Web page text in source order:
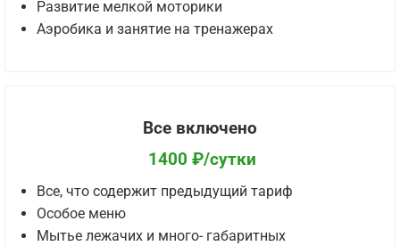
Развитие мелкой моторики
Аэробика и занятие на тренажерах
Все включено
1400 ₽/сутки
Все, что содержит предыдущий тариф
Особое меню
Мытье лежачих и много- габаритных